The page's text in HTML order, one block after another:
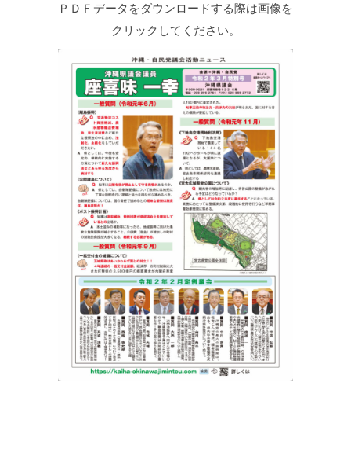
ＰＤＦデータをダウンロードする際は画像を
クリックしてください。